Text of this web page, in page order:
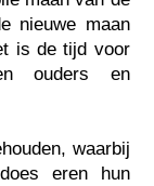
nieuwe maan
is de tijd voor
ouders en
waarbij
eren hun